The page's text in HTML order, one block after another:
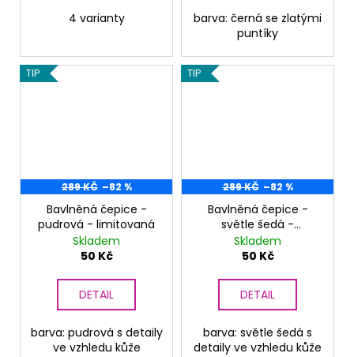
4 varianty
barva: černá se zlatými
puntíky
TIP
289 KČ –82 %
Bavlněná čepice -
pudrová - limitovaná
Skladem
50 Kč
DETAIL
barva: pudrová s detaily
ve vzhledu kůže
TIP
289 KČ –82 %
Bavlněná čepice -
světle šedá -
limitovaná
Skladem
50 Kč
DETAIL
barva: světle šedá s
detaily ve vzhledu kůže